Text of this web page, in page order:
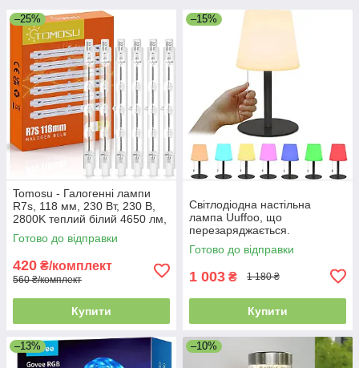
–25%
Tomosu - Галогенні лампи
R7s, 118 мм, 230 Вт, 230 В,
2800K теплий білий 4650 лм,
6 шт.
Готово до відправки
420 ₴/комплект
560 ₴/комплект
Купити
–15%
Світлодіодна настільна
лампа Uuffoo, що
перезаряджається.
Світлодіодний нічник з
кольорами RGB
Готово до відправки
1 003 ₴ 1 180 ₴
Купити
–13% –10%